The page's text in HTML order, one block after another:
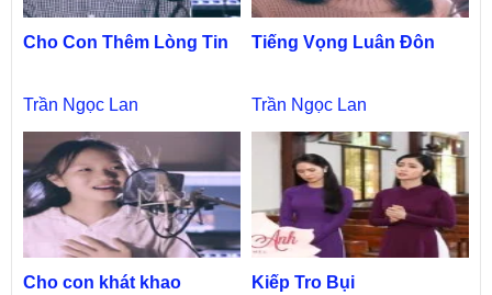
Cho Con Thêm Lòng Tin
Trần Ngọc Lan
Tiếng Vọng Luân Đôn
Trần Ngọc Lan
Cho con khát khao Kiếp Tro Bụi